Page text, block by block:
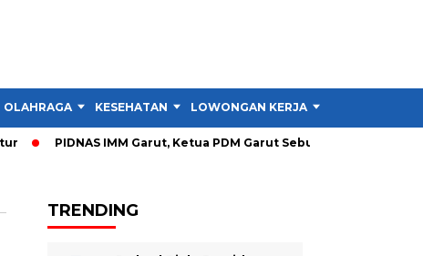
OLAHRAGA KESEHATAN LOWONGAN KERJA
PIDNAS IMM Garut, Ketua PDM Garut Sebut RTL Lebih
TRENDING